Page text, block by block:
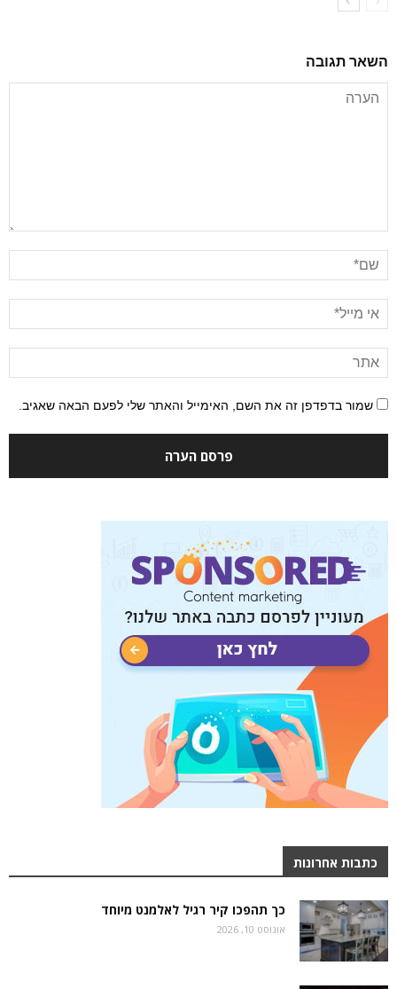
השאר תגובה
שמור בדפדפן זה את השם, האימייל והאתר שלי לפעם הבאה שאגיב.
כתבות אחרונות
כך תהפכו קיר רגיל לאלמנט מיוחד
אוגוסט 10, 2026